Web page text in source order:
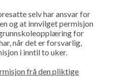
selv har ansvar for
og at innvilget permisjon
for
når det er forsvarlig,
i inntil to uker.
frå den pliktige